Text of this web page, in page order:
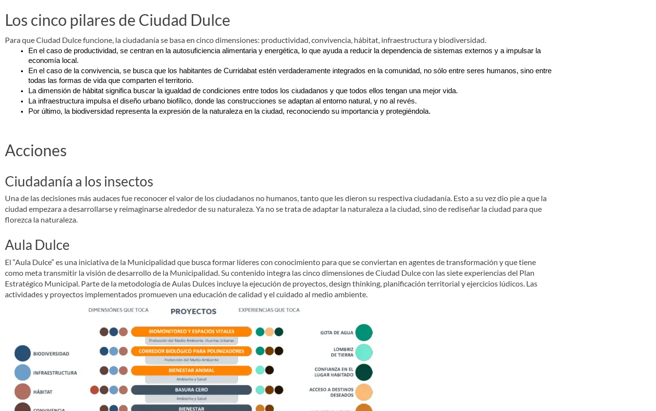
Los cinco pilares de Ciudad Dulce
Para que Ciudad Dulce funcione, la ciudadanía se basa en cinco dimensiones: productividad, convivencia, hábitat, infraestructura y biodiversidad.
En el caso de productividad, se centran en la autosuficiencia alimentaria y energética, lo que ayuda a reducir la dependencia de sistemas externos y a impulsar la
economía local.
En el caso de la convivencia, se busca que los habitantes de Curridabat estén verdaderamente integrados en la comunidad, no sólo entre seres humanos, sino entre
todas las formas de vida que comparten el territorio.
La dimensión de hábitat significa buscar la igualdad de condiciones entre todos los ciudadanos y que todos ellos tengan una mejor vida.
La infraestructura impulsa el diseño urbano biofílico, donde las construcciones se adaptan al entorno natural, y no al revés.
Por último, la biodiversidad representa la expresión de la naturaleza en la ciudad, reconociendo su importancia y protegiéndola.
Acciones
Ciudadanía a los insectos
Una de las decisiones más audaces fue reconocer el valor de los ciudadanos no humanos, tanto que les dieron su respectiva ciudadanía. Esto a su vez dio pie a que la
ciudad empezara a desarrollarse y reimaginarse alrededor de su naturaleza. Ya no se trata de adaptar la naturaleza a la ciudad, sino de rediseñar la ciudad para que
florezca la naturaleza.
Aula Dulce
El “Aula Dulce” es una iniciativa de la Municipalidad que busca formar líderes con conocimiento para que se conviertan en agentes de transformación y que tiene
como meta transmitir la visión de desarrollo de la Municipalidad. Su contenido integra las cinco dimensiones de Ciudad Dulce con las siete experiencias del Plan
Estratégico Municipal. Parte de la metodología de Aulas Dulces incluye la ejecución de proyectos, design thinking, planificación territorial y ejercicios lúdicos. Las
actividades y proyectos implementados promueven una educación de calidad y el cuidado al medio ambiente.